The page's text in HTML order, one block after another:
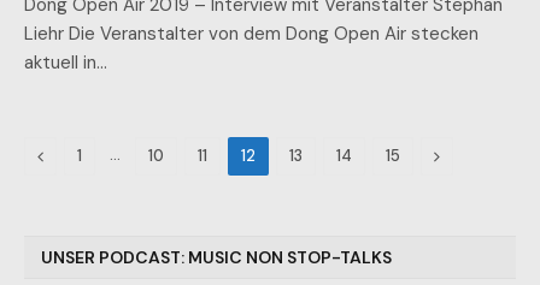
Dong Open Air 2019 – Interview mit Veranstalter Stephan
Liehr Die Veranstalter von dem Dong Open Air stecken
aktuell in…
Previous
1 … 10 11 12 13 14 15 Next
UNSER PODCAST: MUSIC NON STOP-TALKS